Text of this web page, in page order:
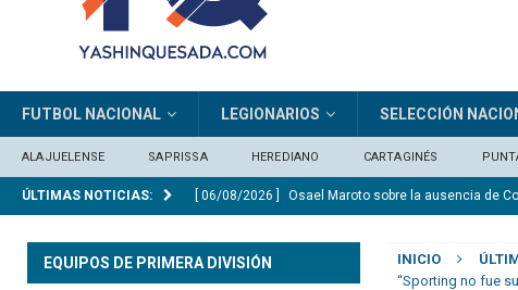
FUTBOL NACIONAL LEGIONARIOS SELECCIÓN
ALAJUELENSE SAPRISSA HEREDIANO CARTAGINÉS
ÚLTIMAS NOTICIAS: [ 06/08/2026 ] Osael Maroto sobre la ausencia de
[ 06/08/2026 ]
INICIO
“Sporting no fue
EQUIPOS DE PRIMERA DIVISIÓN